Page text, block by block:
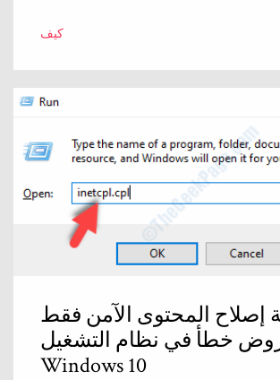
كيف
إصلاح المحتوى الآمن فقط
خطأ في نظام التشغيل
Windows 10